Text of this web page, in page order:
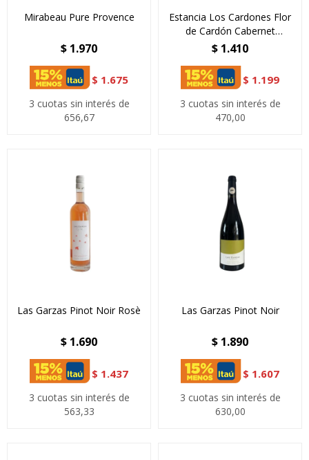
Mirabeau Pure Provence
$ 1.970
$ 1.675
3 cuotas sin interés de
656,67
Estancia Los Cardones Flor
de Cardón Cabernet
Sauvignon
$ 1.410
$ 1.199
3 cuotas sin interés de
470,00
Las Garzas Pinot Noir Rosè
$ 1.690
$ 1.437
3 cuotas sin interés de
563,33
Las Garzas Pinot Noir
$ 1.890
$ 1.607
3 cuotas sin interés de
630,00